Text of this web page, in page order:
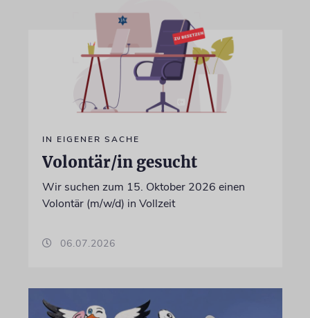
IN EIGENER SACHE
Volontär/in gesucht
Wir suchen zum 15. Oktober 2026 einen
Volontär (m/w/d) in Vollzeit
06.07.2026